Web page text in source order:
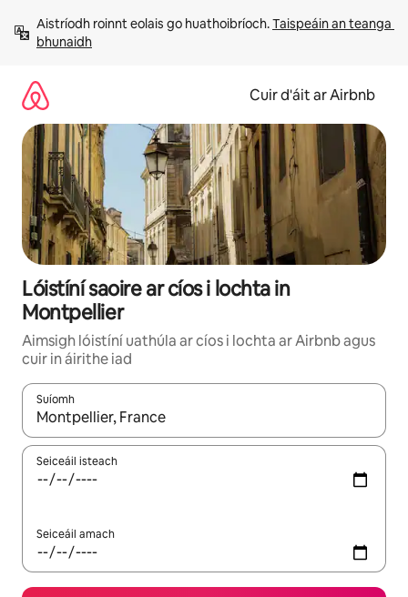
chuig
ábhar
Aistríodh roinnt eolais go huathoibríoch. Taispeáin an teanga
bhunaidh
Cuir d'áit ar Airbnb
Lóistíní saoire ar cíos i lochta in
Montpellier
Aimsigh lóistíní uathúla ar cíos i lochta ar Airbnb agus
cuir in áirithe iad
Suíomh
Nuair a bheidh torthaí ar fáil, déan nascleanúint le
Seiceáil isteach
Seiceáil amach